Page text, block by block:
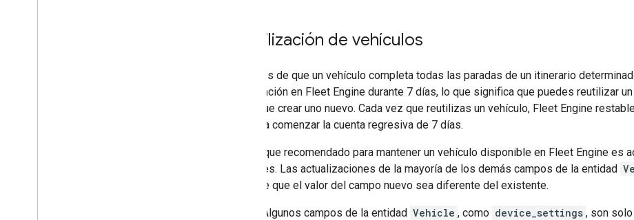
Reutilización de vehículos
Después de que un vehículo completa todas las paradas de un itinerario
reutilización en Fleet Engine durante 7 días, lo que significa que puedes reutilizar
tener que crear uno nuevo. Cada vez que reutilizas un vehículo, Fleet Engine
vuelve a comenzar la cuenta regresiva de 7 días.
El enfoque recomendado para mantener un vehículo disponible en Fleet Engine es
regulares. Las actualizaciones de la mayoría de los demás campos de la entidad
siempre que el valor del campo nuevo sea diferente del existente.
NOTA: Algunos campos de la entidad Vehicle , como device_settings , son